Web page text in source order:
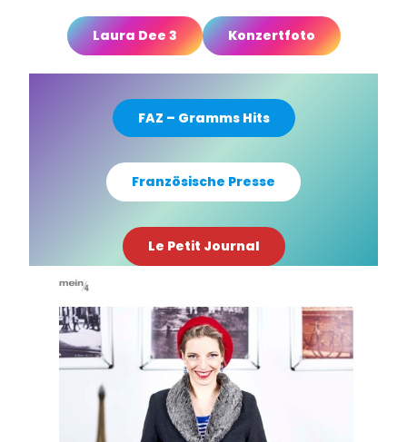
Laura Dee 3 Konzertfoto
FAZ – Gramms Hits
Französische Presse
Le Petit Journal